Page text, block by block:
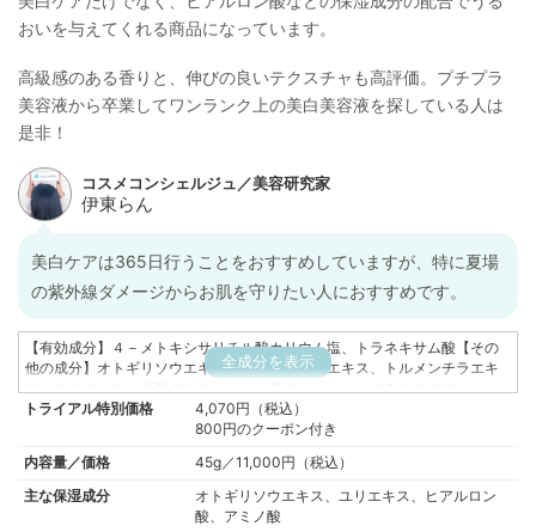
おいを与えてくれる商品になっています。
高級感のある香りと、伸びの良いテクスチャも高評価。プチプラ
美容液から卒業してワンランク上の美白美容液を探している人は
是非！
美白ケアは365日行うことをおすすめしていますが、特に夏場
の紫外線ダメージからお肌を守りたい人におすすめです。
全成分を表示
【有効成分】４－メトキシサリチル酸カリウム塩、トラネキサム酸【その
他の成分】オトギリソウエキス、イチヤクソウエキス、トルメンチラエキ
ス、ユリエキス、塩酸グルコサミン、濃グリセリン、ヨモギエキス
（２）、ルムプヤンエキス、アセチル化ヒアルロン酸ナトリウム、精製
水、ジプロピレングリコール、ベヘニルアルコール、エタノール、α－オレ
デシル、Ｎ－ステアロイル－Ｎ－メチルタウリンナトリウム、ワセリン、
マルチトール液、ポリエチレングリコール１０００、ミリスチン酸ミリス
チル、ポリオキシエチレン（１４）ポリオキシプロピレン（７）ジメチル
トライアル特別価格
4,070円（税込）
800円のクーポン付き
内容量／価格
45g／11,000円（税込）
主な保湿成分
オトギリソウエキス、ユリエキス、ヒアルロン
酸、アミノ酸